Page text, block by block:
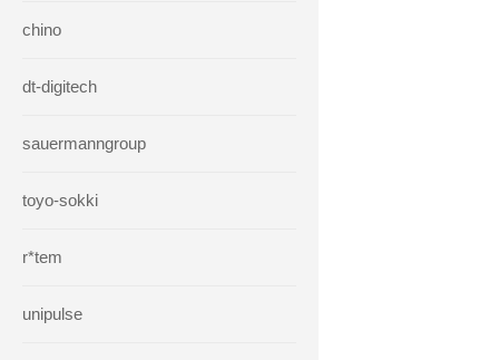
chino
dt-digitech
sauermanngroup
toyo-sokki
r*tem
unipulse